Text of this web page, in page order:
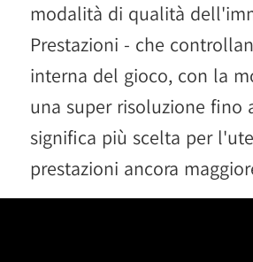
modalità di qualità
Prestazioni - che
interna del gioco, con la
una super risoluzione fino
significa più scelta per
prestazioni ancora